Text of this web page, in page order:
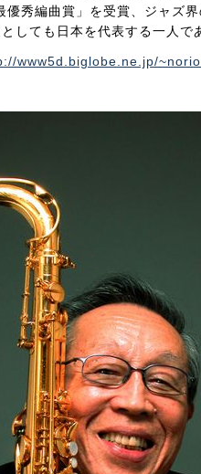
秀編曲賞」を受賞、ジャズ
しても日本を代表する一人
www5d.biglobe.ne.jp/